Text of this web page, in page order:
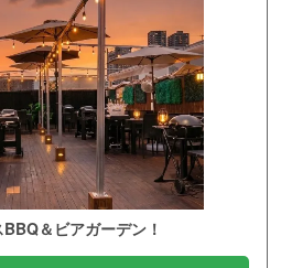
＆ビアガーデン！